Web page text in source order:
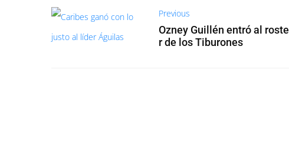
Previous
Ozney Guillén entró al roste
r de los Tiburones